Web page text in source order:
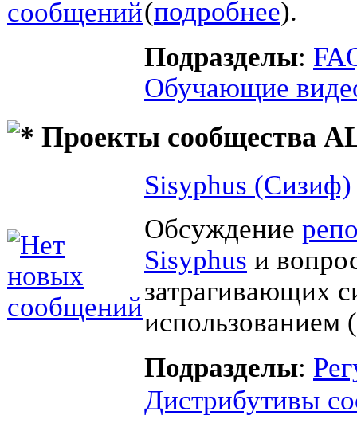
(подробнее).
Подразделы:
Обучающие
Проекты сообщества
Sisyphus (Сизиф)
Обсуждение
Sisyphus и
затрагивающих
использованием (
Подразделы:
Дистрибутивы